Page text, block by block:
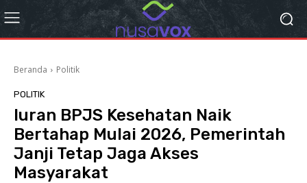
Beranda Politik
POLITIK
Iuran BPJS Kesehatan Naik
Bertahap Mulai 2026, Pemerintah
Janji Tetap Jaga Akses
Masyarakat